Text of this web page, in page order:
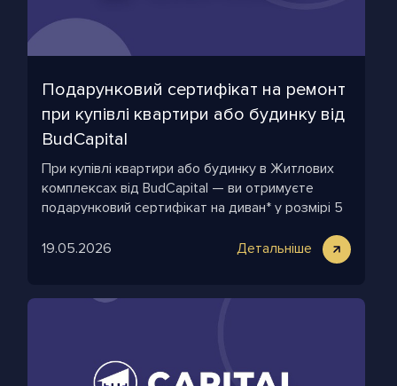
Подарунковий сертифікат на ремонт
при купівлі квартири або будинку від
BudCapital
При купівлі квартири або будинку в Житлових
комплексах від BudCapital — ви отримуєте
подарунковий сертифікат на диван* у розмірі 5
19.05.2026
Детальніше